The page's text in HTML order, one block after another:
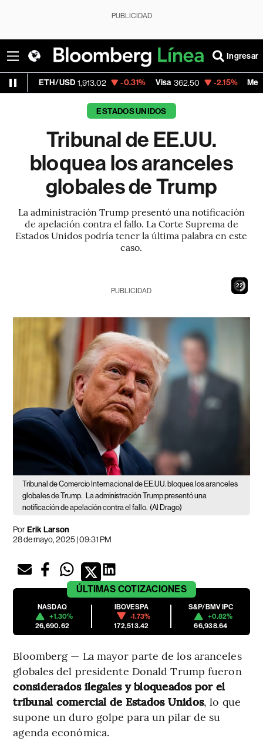
PUBLICIDAD
Ingresar
1,913.02 -0.31% Visa 362.50 -2.15% MercadoLibre
ESTADOS UNIDOS
Tribunal de EE.UU.
bloquea los aranceles
globales de Trump
La administración Trump presentó una notificación
de apelación contra el fallo. La Corte Suprema de
Estados Unidos podría tener la última palabra en este
caso.
21
PUBLICIDAD
Tribunal de Comercio Internacional de EE.UU. bloquea los aranceles
globales de Trump.
La administración Trump presentó una
notificación de apelación contra el fallo. (Al Drago)
PorErik Larson
28 de mayo, 2025 | 09:31 PM
ÚLTIMAS COTIZACIONES
NASDAQ
+1.30%
26,690.62
IBOVESPA
-1.73%
172,513.42
S&P/BMV IPC
+0.82%
66,938.64
Bloomberg — La mayor parte de los aranceles
globales del presidente Donald Trump fueron
considerados ilegales y bloqueados por el
tribunal comercial de Estados Unidos, lo que
supone un duro golpe para un pilar de su
agenda económica.